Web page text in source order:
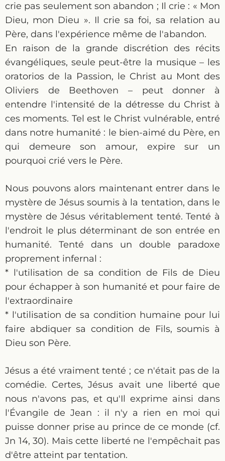
crie pas seulement son abandon ; Il crie : « Mon
Dieu, mon Dieu ». Il crie sa foi, sa relation au
Père, dans l'expérience même de l'abandon.
En raison de la grande discrétion des récits
évangéliques, seule peut-être la musique – les
oratorios de la Passion, le Christ au Mont des
Oliviers de Beethoven – peut donner à
entendre l'intensité de la détresse du Christ à
ces moments. Tel est le Christ vulnérable, entré
dans notre humanité : le bien-aimé du Père, en
qui demeure son amour, expire sur un
pourquoi crié vers le Père.
Nous pouvons alors maintenant entrer dans le
mystère de Jésus soumis à la tentation, dans le
mystère de Jésus véritablement tenté. Tenté à
l'endroit le plus déterminant de son entrée en
humanité. Tenté dans un double paradoxe
proprement infernal :
* l'utilisation de sa condition de Fils de Dieu
pour échapper à son humanité et pour faire de
l'extraordinaire
* l'utilisation de sa condition humaine pour lui
faire abdiquer sa condition de Fils, soumis à
Dieu son Père.
Jésus a été vraiment tenté ; ce n'était pas de la
comédie. Certes, Jésus avait une liberté que
nous n'avons pas, et qu'Il exprime ainsi dans
l'Évangile de Jean : il n'y a rien en moi qui
puisse donner prise au prince de ce monde (cf.
Jn 14, 30). Mais cette liberté ne l'empêchait pas
d'être atteint par tentation.